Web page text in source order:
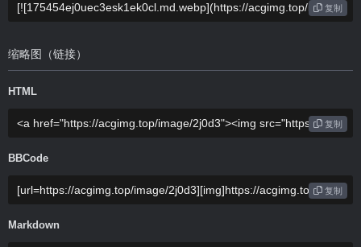
复制
缩略图（链接）
HTML
复制
BBCode
复制
Markdown